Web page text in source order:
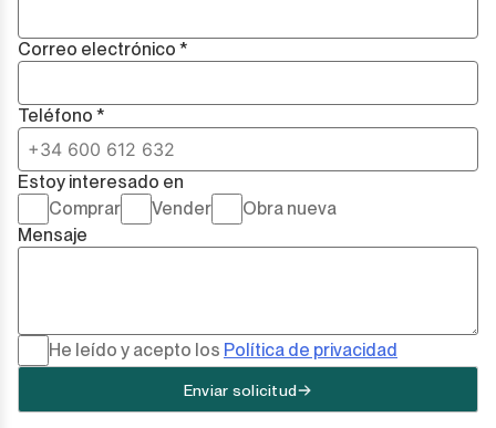
Correo electrónico *
Teléfono *
Estoy interesado en
Comprar
Vender
Obra nueva
Mensaje
He leído y acepto los Política de privacidad
Enviar solicitud